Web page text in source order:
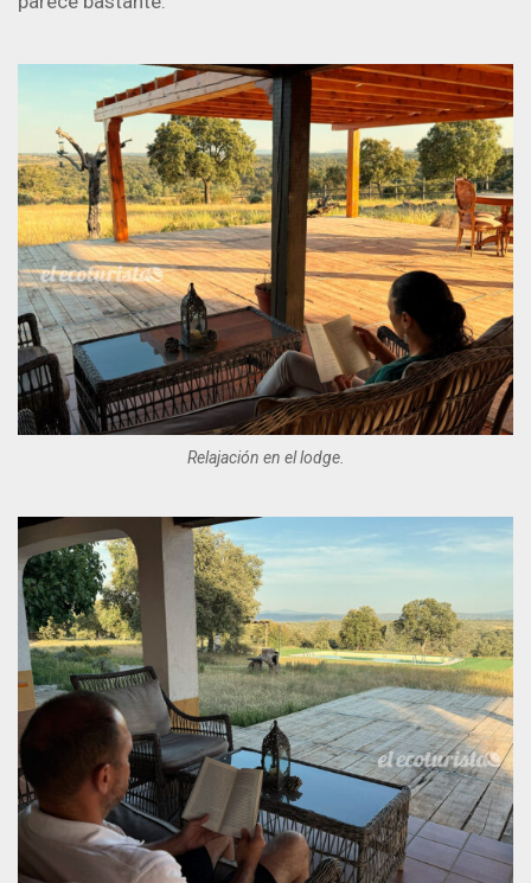
Relajación en el lodge.